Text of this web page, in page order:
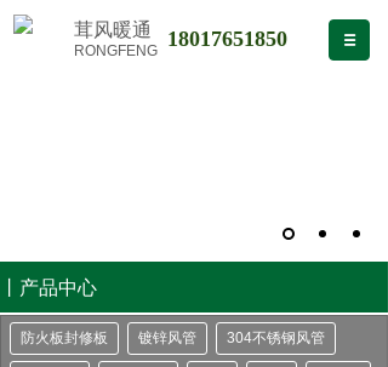
茸风暖通 18017651850
RONGFENG
丨产品中心
防火板封修板 镀锌风管 304不锈钢风管